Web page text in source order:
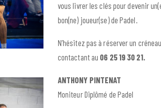
vous livrer les clés pour devenir
bon(ne) joueur(se) de Padel.
N’hésitez pas à réserver un
contactant au 06 25 19 30 21.
ANTHONY PINTENAT
Moniteur Diplômé de Padel